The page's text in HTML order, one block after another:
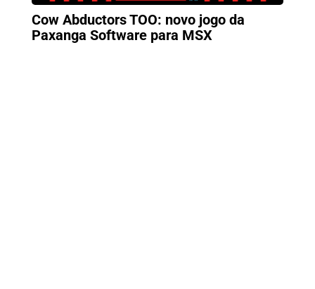
Cow Abductors TOO: novo jogo da
Paxanga Software para MSX